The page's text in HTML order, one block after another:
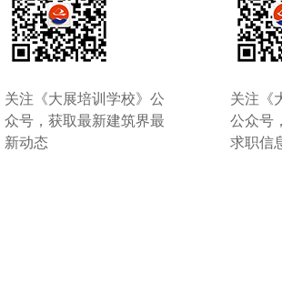
关注《大展培训学校》公
众号，获取最新建筑界最
新动态
关注《
公众号
求职信